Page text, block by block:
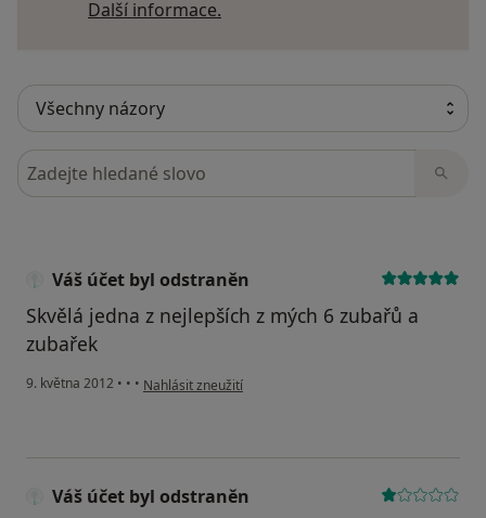
Další informace.
Hledejte v názorech
Váš účet byl odstraněn
Skvělá jedna z nejlepších z mých 6 zubařů a
zubařek
9. května 2012 • • • podle názoru uživatele Váš účet byl odstraněn
Nahlásit zneužití
Váš účet byl odstraněn